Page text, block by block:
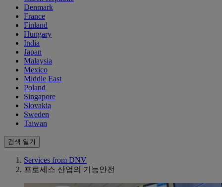
Denmark
France
Finland
Hungary
India
Japan
Malaysia
Mexico
Middle East
Poland
Singapore
Slovakia
Sweden
Taiwan
검색 열기
Services from DNV
프로세스 산업의 기능안전